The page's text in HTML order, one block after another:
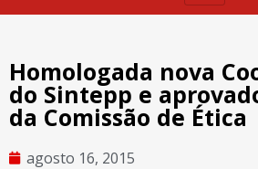
Homologada nova
do Sintepp e
da Comissão de Ética
agosto 16, 2015